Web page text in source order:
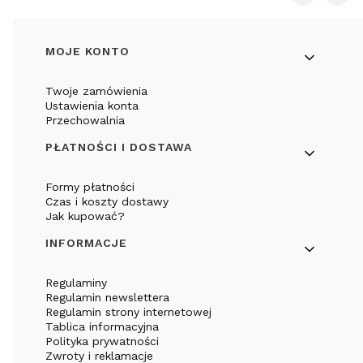
Linki w stopce
MOJE KONTO
Twoje zamówienia
Ustawienia konta
Przechowalnia
PŁATNOŚCI I DOSTAWA
Formy płatności
Czas i koszty dostawy
Jak kupować?
INFORMACJE
Regulaminy
Regulamin newslettera
Regulamin strony internetowej
Tablica informacyjna
Polityka prywatności
Zwroty i reklamacje